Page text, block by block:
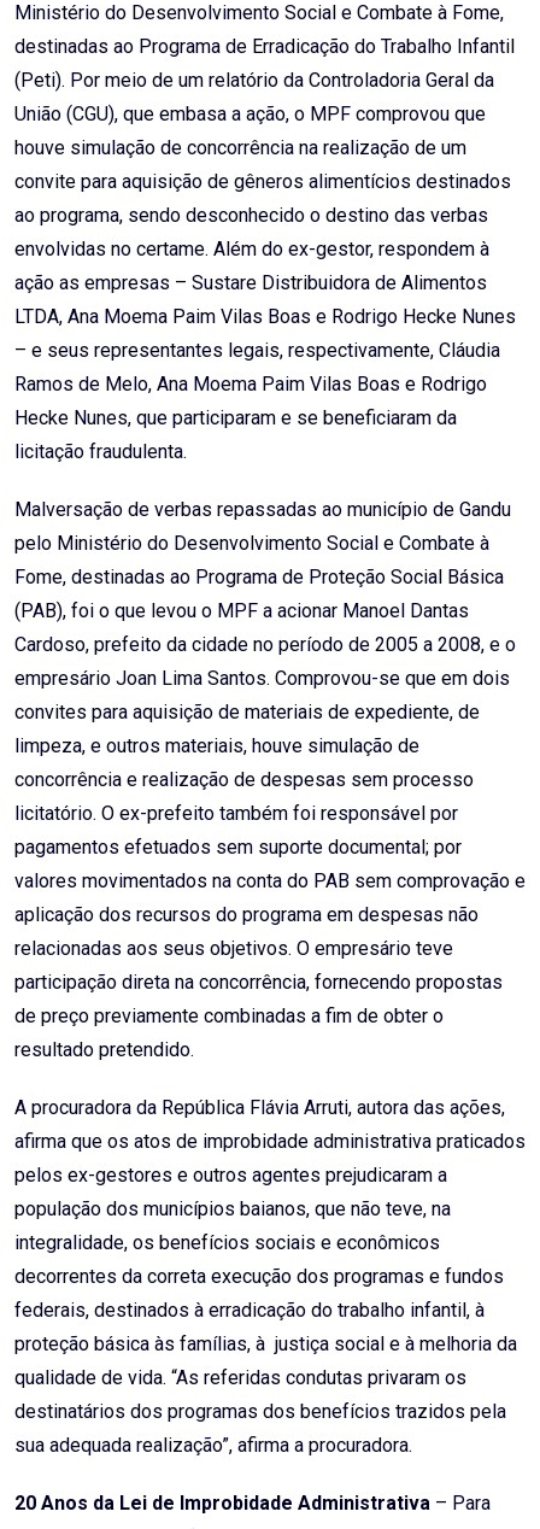
Ministério do Desenvolvimento Social e Combate à Fome,
destinadas ao Programa de Erradicação do Trabalho Infantil
(Peti). Por meio de um relatório da Controladoria Geral da
União (CGU), que embasa a ação, o MPF comprovou que
houve simulação de concorrência na realização de um
convite para aquisição de gêneros alimentícios destinados
ao programa, sendo desconhecido o destino das verbas
envolvidas no certame. Além do ex-gestor, respondem à
ação as empresas – Sustare Distribuidora de Alimentos
LTDA, Ana Moema Paim Vilas Boas e Rodrigo Hecke Nunes
– e seus representantes legais, respectivamente, Cláudia
Ramos de Melo, Ana Moema Paim Vilas Boas e Rodrigo
Hecke Nunes, que participaram e se beneficiaram da
licitação fraudulenta.
Malversação de verbas repassadas ao município de Gandu
pelo Ministério do Desenvolvimento Social e Combate à
Fome, destinadas ao Programa de Proteção Social Básica
(PAB), foi o que levou o MPF a acionar Manoel Dantas
Cardoso, prefeito da cidade no período de 2005 a 2008, e o
empresário Joan Lima Santos. Comprovou-se que em dois
convites para aquisição de materiais de expediente, de
limpeza, e outros materiais, houve simulação de
concorrência e realização de despesas sem processo
licitatório. O ex-prefeito também foi responsável por
pagamentos efetuados sem suporte documental; por
valores movimentados na conta do PAB sem comprovação e
aplicação dos recursos do programa em despesas não
relacionadas aos seus objetivos. O empresário teve
participação direta na concorrência, fornecendo propostas
de preço previamente combinadas a fim de obter o
resultado pretendido.
A procuradora da República Flávia Arruti, autora das ações,
afirma que os atos de improbidade administrativa praticados
pelos ex-gestores e outros agentes prejudicaram a
população dos municípios baianos, que não teve, na
integralidade, os benefícios sociais e econômicos
decorrentes da correta execução dos programas e fundos
federais, destinados à erradicação do trabalho infantil, à
proteção básica às famílias, à justiça social e à melhoria da
qualidade de vida. “As referidas condutas privaram os
destinatários dos programas dos benefícios trazidos pela
sua adequada realização”, afirma a procuradora.
20 Anos da Lei de Improbidade Administrativa – Para